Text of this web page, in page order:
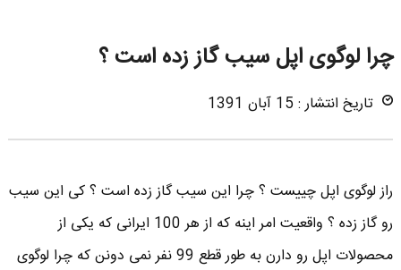
چرا لوگوی اپل سیب گاز زده است ؟
تاریخ انتشار : 15 آبان 1391
راز لوگوی اپل چییست ؟ چرا این سیب گاز زده است ؟ کی این سیب
رو گاز زده ؟ واقعیت امر اینه که از هر 100 ایرانی که یکی از
محصولات اپل رو دارن به طور قطع 99 نفر نمی دونن که چرا لوگوی